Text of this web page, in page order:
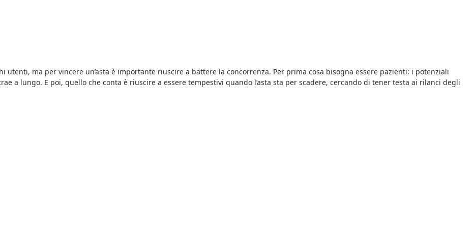
utenti, ma per vincere un’asta è importante riuscire a battere la concorrenza. Per prima cosa bisogna essere pazienti: i potenziali
a lungo. E poi, quello che conta è riuscire a essere tempestivi quando l’asta sta per scadere, cercando di tener testa ai rilanci degli